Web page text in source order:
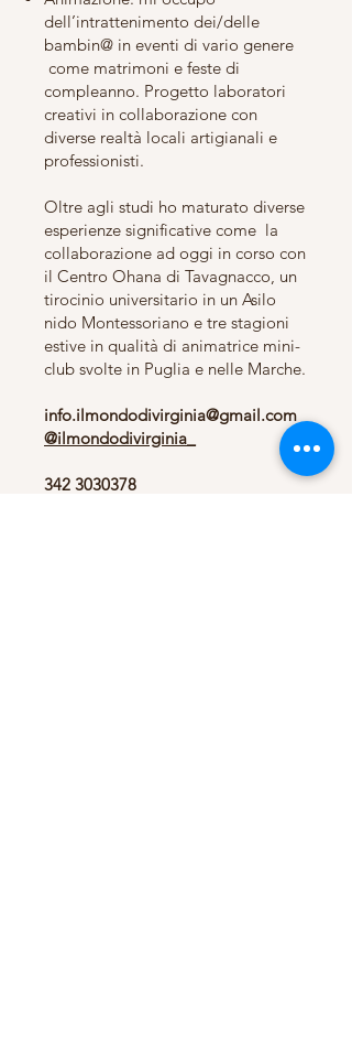
dell’intrattenimento dei/delle
bambin@ in eventi di vario genere
come matrimoni e feste di
compleanno. Progetto laboratori
creativi in collaborazione con
diverse realtà locali artigianali e
professionisti.
Oltre agli studi ho maturato diverse
esperienze significative come la
collaborazione ad oggi in corso con
il Centro Ohana di Tavagnacco, un
tirocinio universitario in un Asilo
nido Montessoriano e tre stagioni
estive in qualità di animatrice mini-
club svolte in Puglia e nelle Marche.
info.ilmondodivirginia@gmail.com
@ilmondodivirginia_
342 3030378